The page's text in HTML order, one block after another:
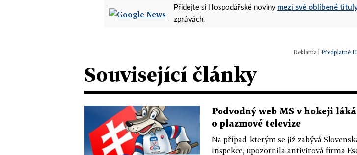
Přidejte si Hospodářské noviny mezi své oblíbené
zprávách.
Předplatné
Související články
Podvodný web MS v hokeji
o plazmové televize
Na případ, kterým se již zabývá
inspekce, upozornila antivirová firma